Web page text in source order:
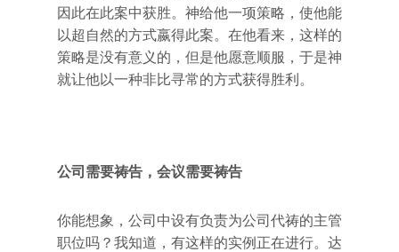
因此在此案中获胜。神给他一项策略，使他能
以超自然的方式嬴得此案。在他看来，这样的
策略是没有意义的，但是他愿意顺服，于是神
就让他以一种非比寻常的方式获得胜利。
公司需要祷告，会议需要祷告
你能想象，公司中设有负责为公司代祷的主管
职位吗？我知道，有这样的实例正在进行。达